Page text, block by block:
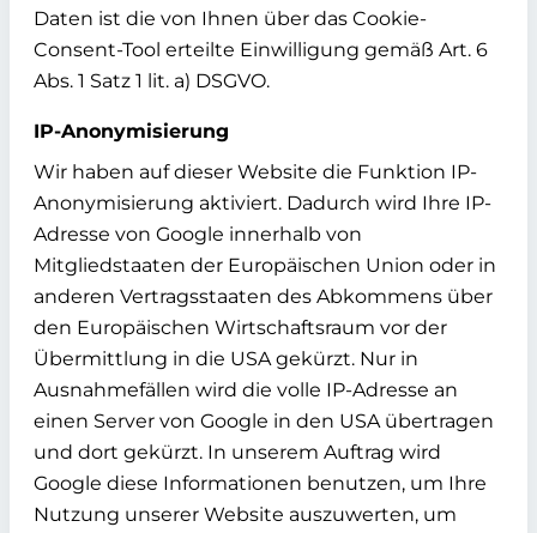
Daten ist die von Ihnen über das Cookie-
Consent-Tool erteilte Einwilligung gemäß Art. 6
Abs. 1 Satz 1 lit. a) DSGVO.
IP-Anonymisierung
Wir haben auf dieser Website die Funktion IP-
Anonymisierung aktiviert. Dadurch wird Ihre IP-
Adresse von Google innerhalb von
Mitgliedstaaten der Europäischen Union oder in
anderen Vertragsstaaten des Abkommens über
den Europäischen Wirtschaftsraum vor der
Übermittlung in die USA gekürzt. Nur in
Ausnahmefällen wird die volle IP-Adresse an
einen Server von Google in den USA übertragen
und dort gekürzt. In unserem Auftrag wird
Google diese Informationen benutzen, um Ihre
Nutzung unserer Website auszuwerten, um